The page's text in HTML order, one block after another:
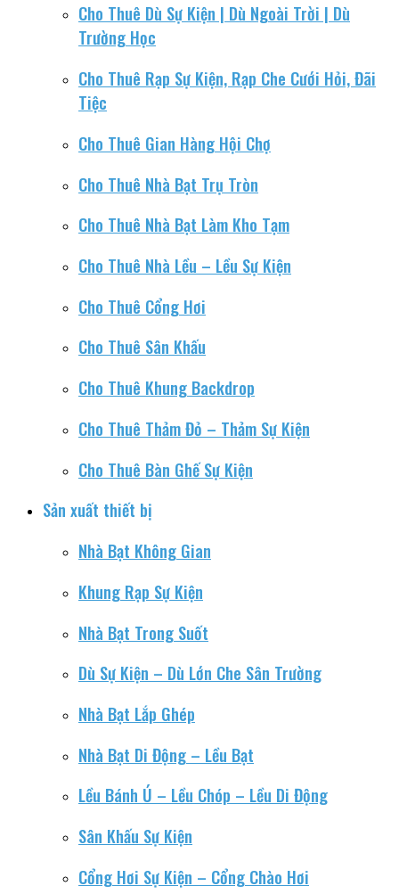
Cho Thuê Dù Sự Kiện | Dù Ngoài Trời | Dù
Trường Học
Cho Thuê Rạp Sự Kiện, Rạp Che Cưới Hỏi, Đãi
Tiệc
Cho Thuê Gian Hàng Hội Chợ
Cho Thuê Nhà Bạt Trụ Tròn
Cho Thuê Nhà Bạt Làm Kho Tạm
Cho Thuê Nhà Lều – Lều Sự Kiện
Cho Thuê Cổng Hơi
Cho Thuê Sân Khấu
Cho Thuê Khung Backdrop
Cho Thuê Thảm Đỏ – Thảm Sự Kiện
Cho Thuê Bàn Ghế Sự Kiện
Sản xuất thiết bị
Nhà Bạt Không Gian
Khung Rạp Sự Kiện
Nhà Bạt Trong Suốt
Dù Sự Kiện – Dù Lớn Che Sân Trường
Nhà Bạt Lắp Ghép
Nhà Bạt Di Động – Lều Bạt
Lều Bánh Ú – Lều Chóp – Lều Di Động
Sân Khấu Sự Kiện
Cổng Hơi Sự Kiện – Cổng Chào Hơi